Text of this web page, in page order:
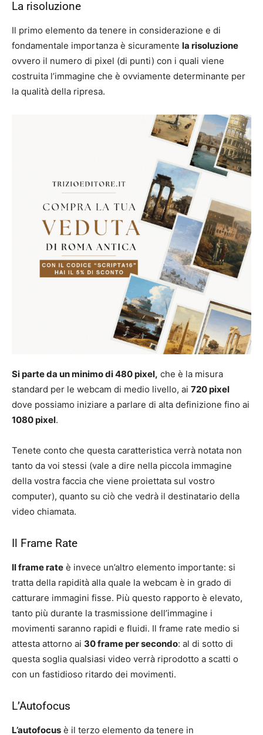
La risoluzione
Il primo elemento da tenere in considerazione e di
fondamentale importanza è sicuramente la risoluzione
ovvero il numero di pixel (di punti) con i quali viene
costruita l’immagine che è ovviamente determinante per
la qualità della ripresa.
Si parte da un minimo di 480 pixel, che è la misura
standard per le webcam di medio livello, ai 720 pixel
dove possiamo iniziare a parlare di alta definizione fino ai
1080 pixel.
Tenete conto che questa caratteristica verrà notata non
tanto da voi stessi (vale a dire nella piccola immagine
della vostra faccia che viene proiettata sul vostro
computer), quanto su ciò che vedrà il destinatario della
video chiamata.
Il Frame Rate
Il frame rate è invece un’altro elemento importante: si
tratta della rapidità alla quale la webcam è in grado di
catturare immagini fisse. Più questo rapporto è elevato,
tanto più durante la trasmissione dell’immagine i
movimenti saranno rapidi e fluidi. Il frame rate medio si
attesta attorno ai 30 frame per secondo: al di sotto di
questa soglia qualsiasi video verrà riprodotto a scatti o
con un fastidioso ritardo dei movimenti.
L’Autofocus
L’autofocus è il terzo elemento da tenere in